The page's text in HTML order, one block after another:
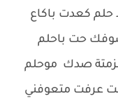
حلم كعدت باكاع
حت باحلم
لزمتة صدك موحلم
عرفت متعوفني